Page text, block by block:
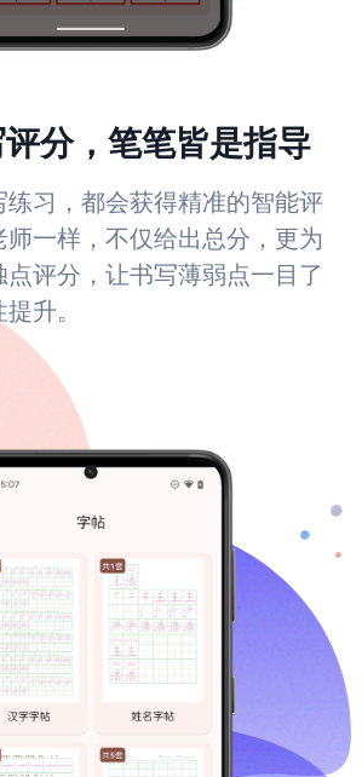
分，笔笔皆是指导
练习，都会获得精准的智能评
一样，不仅给出总分，更为
评分，让书写薄弱点一目了
升。